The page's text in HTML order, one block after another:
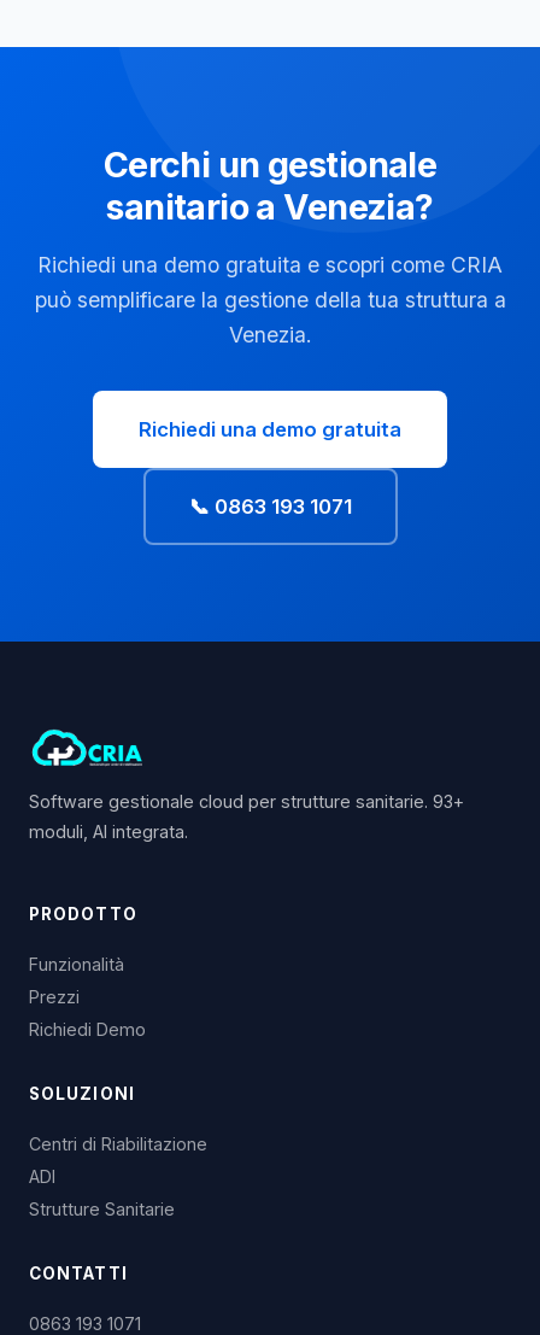
Cerchi un gestionale
sanitario a Venezia?
Richiedi una demo gratuita e scopri come CRIA
può semplificare la gestione della tua struttura a
Venezia.
Richiedi una demo gratuita
📞 0863 193 1071
Software gestionale cloud per strutture sanitarie. 93+
moduli, AI integrata.
PRODOTTO
Funzionalità
Prezzi
Richiedi Demo
SOLUZIONI
Centri di Riabilitazione
ADI
Strutture Sanitarie
CONTATTI
0863 193 1071